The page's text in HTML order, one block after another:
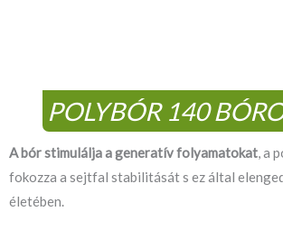
POLYBÓR 140
A bór stimulálja a generatív folyamatokat, a
fokozza a sejtfal stabilitását s ez által
életében.